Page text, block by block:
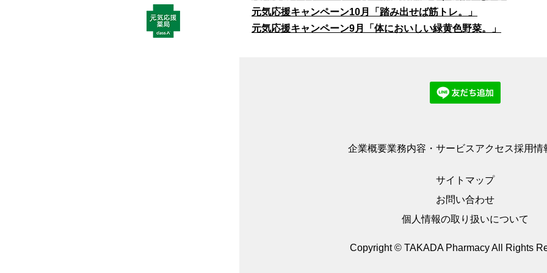
元気応援キャンペーン10月「踏み出せば筋トレ。」
元気応援キャンペーン9月「体においしい緑黄色野菜。」
企業概要業務内容・サービスアクセス採用情
サイトマップ
お問い合わせ
個人情報の取り扱いについて
Copyright © TAKADA PharmacyAll Rights